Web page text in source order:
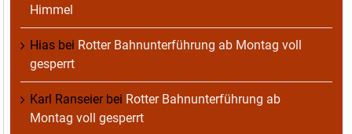
Himmel
Hias bei Rotter Bahnunterführung ab Montag voll
gesperrt
Karl Ranseierbei Rotter Bahnunterführung ab
Montag voll gesperrt